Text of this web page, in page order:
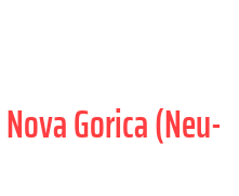
Nova Gorica (Neu-